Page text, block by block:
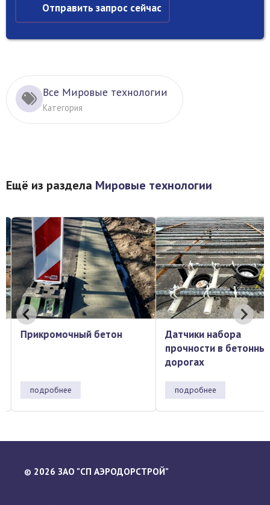
Отправить запрос сейчас
Все Мировые технологии
Категория
Ещё из раздела Мировые технологии
Прикромочный бетон
подробнее
Датчики набора
прочности в
дорогах
подробнее
© 2026 ЗАО "СП АЭРОДОРСТРОЙ"